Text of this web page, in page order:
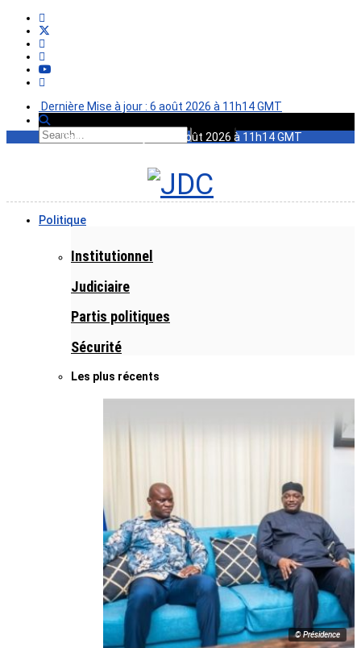
Dernière Mise à jour : 6 août 2026 à 11h14 GMT
Dernière Mise à jour : 6 août 2026 à 11h14 GMT
Politique
Institutionnel
Judiciaire
Partis politiques
Sécurité
Les plus récents
© Présidence